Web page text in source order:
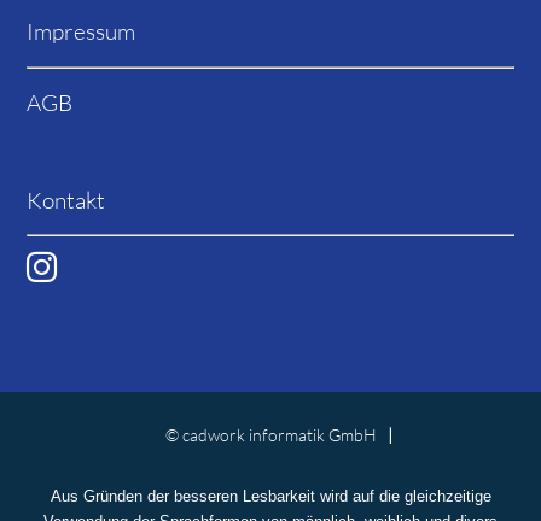
Impressum
AGB
Kontakt
© cadwork informatik GmbH
Aus Gründen der besseren Lesbarkeit wird auf die gleichzeitige